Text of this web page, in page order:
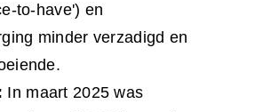
to-have') en
minder verzadigd en
In maart 2025 was